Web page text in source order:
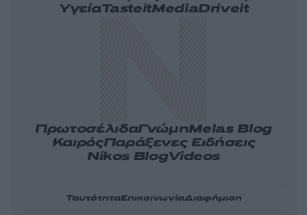
ΥγείαTasteitMediaDriveit
ΠρωτοσέλιδαΓνώμηMelas Blog
ΚαιρόςΠαράξενες Ειδήσεις
Nikos BlogVideos
ΤαυτότηταΕπικοινωνίαΔιαφήμιση